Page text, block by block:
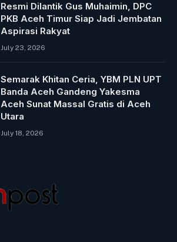
Resmi Dilantik Gus Muhaimin, DPC
PKB Aceh Timur Siap Jadi Jembatan
Aspirasi Rakyat
July 23, 2026
Semarak Khitan Ceria, YBM PLN UPT
Banda Aceh Gandeng Yakesma
Aceh Sunat Massal Gratis di Aceh
Utara
July 18, 2026